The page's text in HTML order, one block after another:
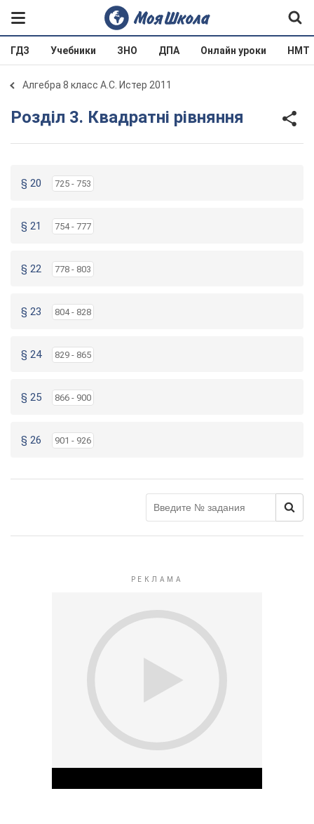
ГДЗ Учебники ЗНО ДПА Онлайн уроки НМТ
Алгебра 8 класс А.С. Истер 2011
Розділ 3. Квадратні рівняння
§ 20 725 - 753
§ 21 754 - 777
§ 22 778 - 803
§ 23 804 - 828
§ 24 829 - 865
§ 25 866 - 900
§ 26 901 - 926